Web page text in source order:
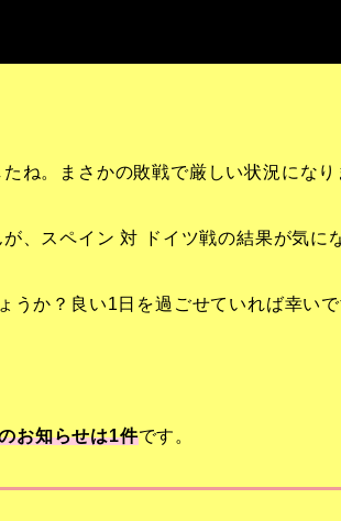
ね。まさかの敗戦で厳しい状況になり
、スペイン 対 ドイツ戦の結果が気に
うか？良い1日を過ごせていれば幸いで
お知らせは1件です。